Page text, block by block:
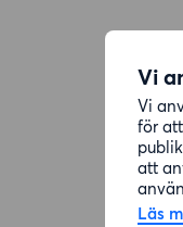
Vi
Vi
för
att
Läs